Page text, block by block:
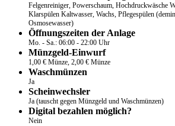
Felgenreiniger, Powerschaum, Hochdruckwäsche
Klarspülen Kaltwasser, Wachs, Pflegespülen
Osmosewasser)
Öffnungszeiten der Anlage
Mo. - Sa.: 06:00 - 22:00 Uhr
Münzgeld-Einwurf
1,00 € Münze, 2,00 € Münze
Waschmünzen
Ja
Scheinwechsler
Ja (tauscht gegen Münzgeld und Waschmünzen)
Digital bezahlen möglich?
Nein